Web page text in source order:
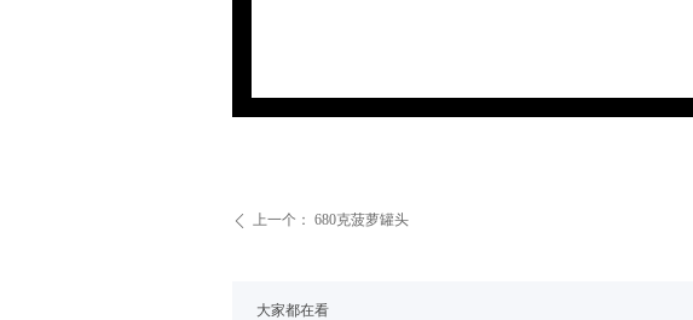
大家都在看
ꄴ 上一个： 680克菠萝罐头